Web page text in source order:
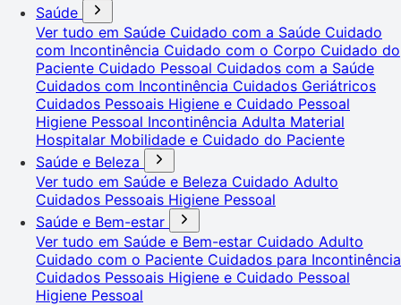
Saúde
Ver tudo em Saúde Cuidado com a Saúde Cuidado
com Incontinência Cuidado com o Corpo Cuidado do
Paciente Cuidado Pessoal Cuidados com a Saúde
Cuidados com Incontinência Cuidados Geriátricos
Cuidados Pessoais Higiene e Cuidado Pessoal
Higiene Pessoal Incontinência Adulta Material
Hospitalar Mobilidade e Cuidado do Paciente
Saúde e Beleza
Ver tudo em Saúde e Beleza Cuidado Adulto
Cuidados Pessoais Higiene Pessoal
Saúde e Bem-estar
Ver tudo em Saúde e Bem-estar Cuidado Adulto
Cuidado com o Paciente Cuidados para Incontinência
Cuidados Pessoais Higiene e Cuidado Pessoal
Higiene Pessoal